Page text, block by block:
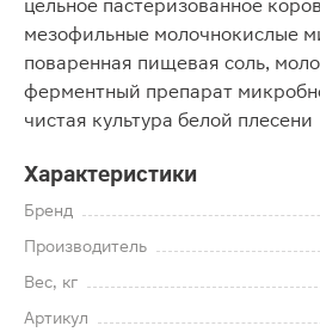
цельное пастеризованное
мезофильные молочнокислые
поваренная пищевая соль,
ферментный препарат
чистая культура белой плесени
Характеристики
Бренд
Производитель
Вес, кг
Артикул